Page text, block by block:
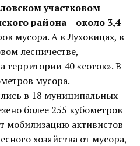
участковом
района – около 3,4
мусора. А в Луховицах, в
лесничестве,
территории 40 «соток». В
мусора.
в 18 муниципальных
более 255 кубометров
мобилизацию активистов
хозяйства от мусора,